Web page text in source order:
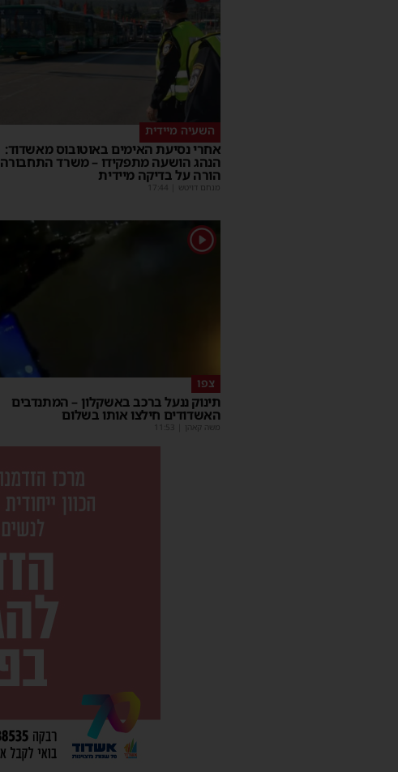
השעיה מיידית
אחרי נסיעת האימים באוטובוס מאשדוד:
הנהג הושעה מתפקידו – משרד התחבורה
הורה על בדיקה מיידית
מנחם דויטש 17:44
1
צפו
תינוק ננעל ברכב באשקלון – המתנדבים
האשדודים חילצו אותו בשלום
משה קאהן 11:53